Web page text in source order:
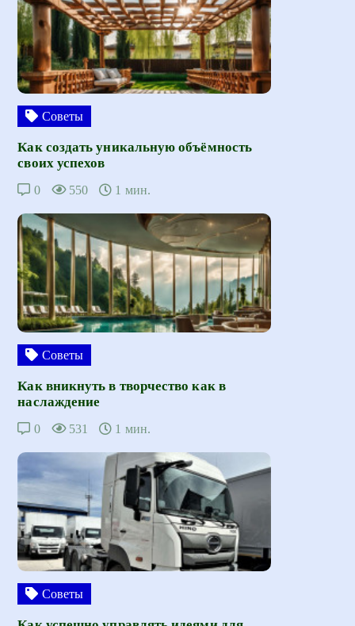
Советы
Как создать уникальную объёмность
своих успехов
0 550 1 мин.
Советы
Как вникнуть в творчество как в
наслаждение
0 531 1 мин.
Советы